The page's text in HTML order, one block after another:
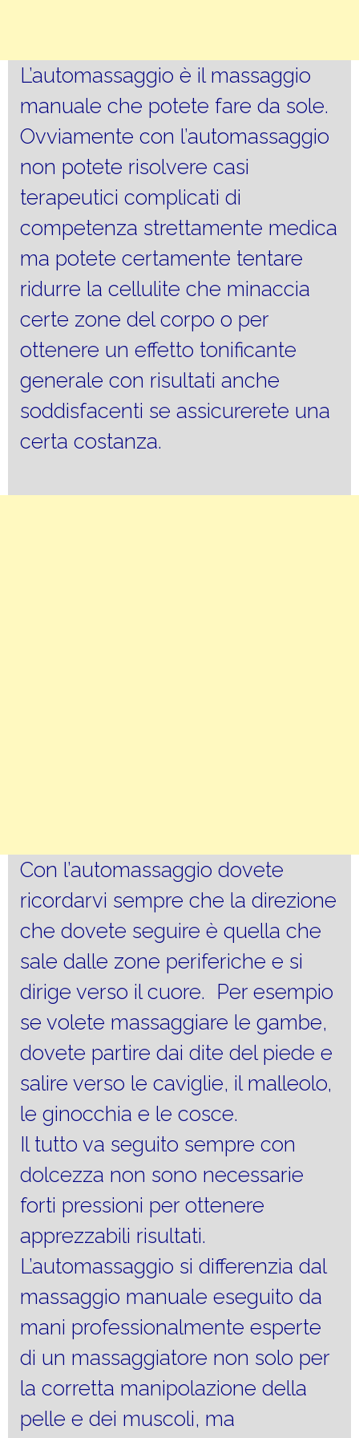
L’automassaggio è il massaggio
manuale che potete fare da sole.
Ovviamente con l’automassaggio
non potete risolvere casi
terapeutici complicati di
competenza strettamente medica
ma potete certamente tentare
ridurre la cellulite che minaccia
certe zone del corpo o per
ottenere un effetto tonificante
generale con risultati anche
soddisfacenti se assicurerete una
certa costanza.
Con l’automassaggio dovete
ricordarvi sempre che la direzione
che dovete seguire è quella che
sale dalle zone periferiche e si
dirige verso il cuore. Per esempio
se volete massaggiare le gambe,
dovete partire dai dite del piede e
salire verso le caviglie, il malleolo,
le ginocchia e le cosce.
Il tutto va seguito sempre con
dolcezza non sono necessarie
forti pressioni per ottenere
apprezzabili risultati.
L’automassaggio si differenzia dal
massaggio manuale eseguito da
mani professionalmente esperte
di un massaggiatore non solo per
la corretta manipolazione della
pelle e dei muscoli, ma